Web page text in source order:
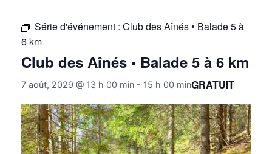
Série d'événement : Club des Aînés • Balade 5 à
6 km
Club des Aînés • Balade 5 à 6 km
7 août, 2029 @ 13 h 00 min - 15 h 00 minGRATUIT